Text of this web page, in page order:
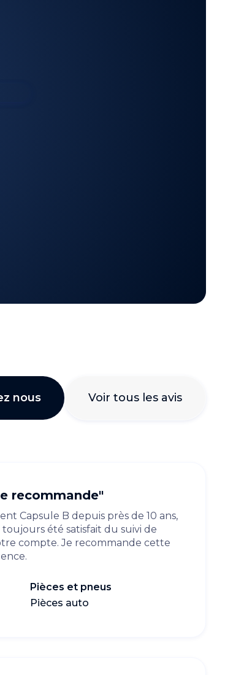
nous Voir tous les avis
recommande"
Capsule B depuis près de 10 ans,
toujours été satisfait du suivi de
compte. Je recommande cette
Pièces et pneus
Pièces auto